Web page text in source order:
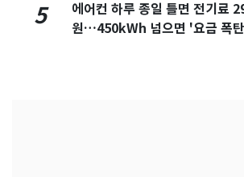
5
에어컨 하루 종일 틀면 전기료
원…450kWh 넘으면 '요금 폭